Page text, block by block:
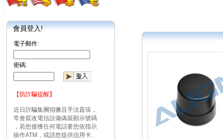
會員登入!
電子郵件:
密碼:
【防詐騙提醒】
近日詐騙集團猖獗且手法囂張，
常會竄改電信設備偽裝顯示號碼
，若您接獲任何電話要您依指示
操作ATM，或請您提供信用卡、